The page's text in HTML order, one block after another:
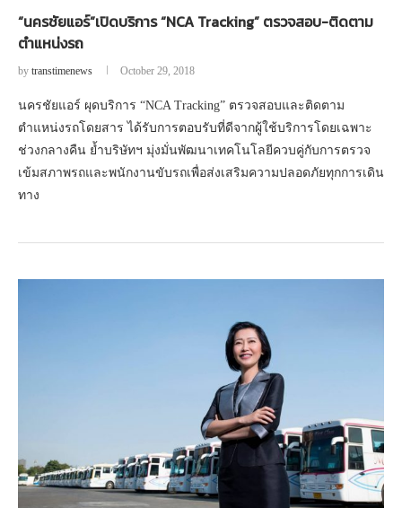
“นครชัยแอร์”เปิดบริการ “NCA Tracking” ตรวจสอบ-ติดตาม
ตำแหน่งรถ
by transtimenews October 29, 2018
นครชัยแอร์ ผุดบริการ “NCA Tracking” ตรวจสอบและติดตาม
ตำแหน่งรถโดยสาร ได้รับการตอบรับที่ดีจากผู้ใช้บริการโดยเฉพาะ
ช่วงกลางคืน ย้ำบริษัทฯ มุ่งมั่นพัฒนาเทคโนโลยีควบคู่กับการตรวจ
เข้มสภาพรถและพนักงานขับรถเพื่อส่งเสริมความปลอดภัยทุกการเดิน
ทาง